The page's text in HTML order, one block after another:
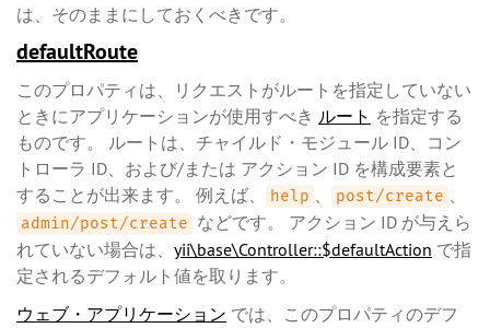
は、そのままにしておくべきです。
defaultRoute
このプロパティは、リクエストがルートを指定していない
ときにアプリケーションが使用すべき ルート を指定する
ものです。 ルートは、チャイルド・モジュール ID、コン
トローラ ID、および/または アクション ID を構成要素と
することが出来ます。 例えば、
help 、 post/create 、
admin/post/create などです。 アクション ID が与えら
れていない場合は、 yii\base\Controller::$defaultAction で指
定されるデフォルト値を取ります。
ウェブ・アプリケーション では、このプロパティのデフ